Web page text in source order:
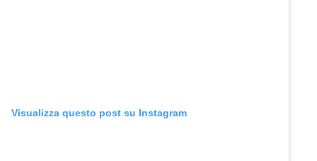
Visualizza questo post su Instagram